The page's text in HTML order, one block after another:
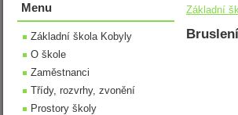
Základní
Menu
Základní škola Kobyly
O škole
Zaměstnanci
Třídy, rozvrhy, zvonění
Prostory školy